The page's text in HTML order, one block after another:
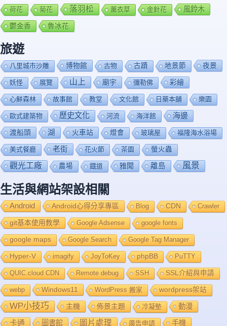
荷花 菊花 落羽松 薰衣草 金針花 風鈴木
鬱金香 魯冰花
旅遊
八里城市沙雕 博物館 古物 古蹟 地景節 夜景
妖怪 展覽 山上 廟宇 彌勒佛 彩繪
心鮮森林 故事館 教堂 文化館 日藥本舖 樂園
歐式建築物 歷史文化 河流 海洋館 海邊
渡船頭 湖 火車站 燈會 玻璃屋 福隆海水浴場
美式餐廳 老街 花火節 茶園 螢火蟲
觀光工廠 農場 鐡道 雅聞 離島 風景
生活與網站架設相關
Android Android心得分享專區 Blog CDN Crawler
git基本使用教學 Google Adsense google fonts
google maps Google Search Google Tag Manager
Hyper-V imagify JoyToKey phpBB PuTTY
QUIC.cloud CDN Remote debug SSH SSL介紹與申請
webp Windows11 WordPress 搬家 wordpress架站
WP小技巧 主機 佈景主題 冷凝墊 動漫
卡通 圖書館 圖片處理 廣告申請 手機